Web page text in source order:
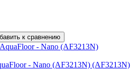
к сравнению
- Nano (AF3213N) (AF3213N)